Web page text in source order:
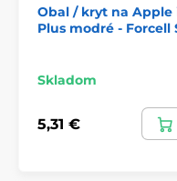
Obal / kryt na Apple
Plus modré - Forcell
Skladom
5,31 €